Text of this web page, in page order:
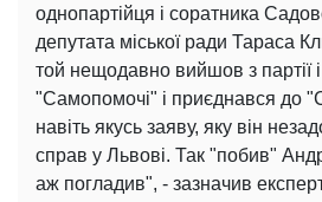
однопартійця і соратника
депутата міської ради Тараса
той нещодавно вийшов з партії і
"Самопомочі" і приєднався до
навіть якусь заяву, яку він
справ у Львові. Так "побив"
аж погладив", - зазначив